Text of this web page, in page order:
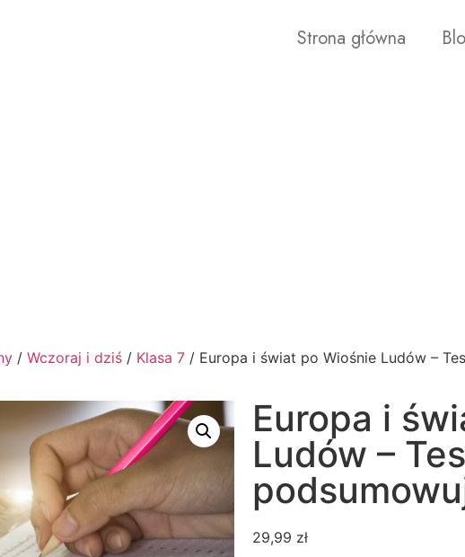
Strona główna
/ Wczoraj i dziś / Klasa 7 / Europa i świat po Wiośnie Ludów –
Europa i
Ludów –
29,99 zł